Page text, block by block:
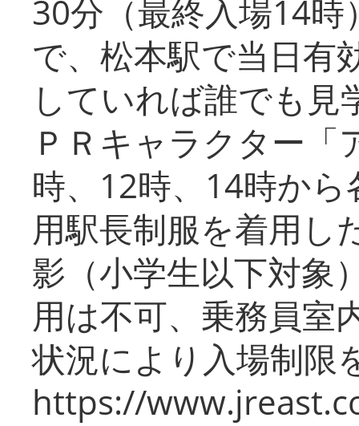
30分（最終入場14
で、松本駅で当日有
していれば誰でも
ＰＲキャラクター
時、12時、14時か
用駅長制服を着用し
影（小学生以下対象
用は不可、乗務員室
状況により入場制限
https://